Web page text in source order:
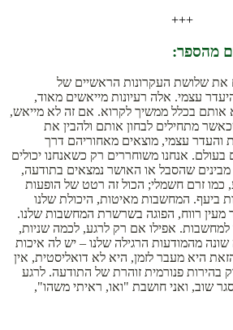
+++
מהספר:
את שלושת העקרונות הראשיים של
עצמי. אלה רעיונות מייאשים מאוד,
אותם בכלל ממשיך לקרוא. אם זה לא מייאש,
מתחילים לבחון אותם ולהבין את
והעדר עצמי, מוצאים מאחוריהם דרך
אנחנו משוחררים רק כשאנחנו יכולים
שהסבל או האושר נמצאים בתודעה,
כמו זרם חשמלי; הכול זה רטט של הופעות
ביעף. המחשבות מאיטות, היכולת שלנו
מעין רווח, הפוגה בשרשרת המחשבות שלנו.
אפילו אם רק לרגע, לכמה שניות,
שונה מהמודעות הרגילה שלנו – יש לה איכות
היא מעבר לזמן, היא לא דואליסטית, אין
פנורמית זוהרת של התודעה. לרגע
שוב, ואני חושבת "ואו, ראיתי משהו",